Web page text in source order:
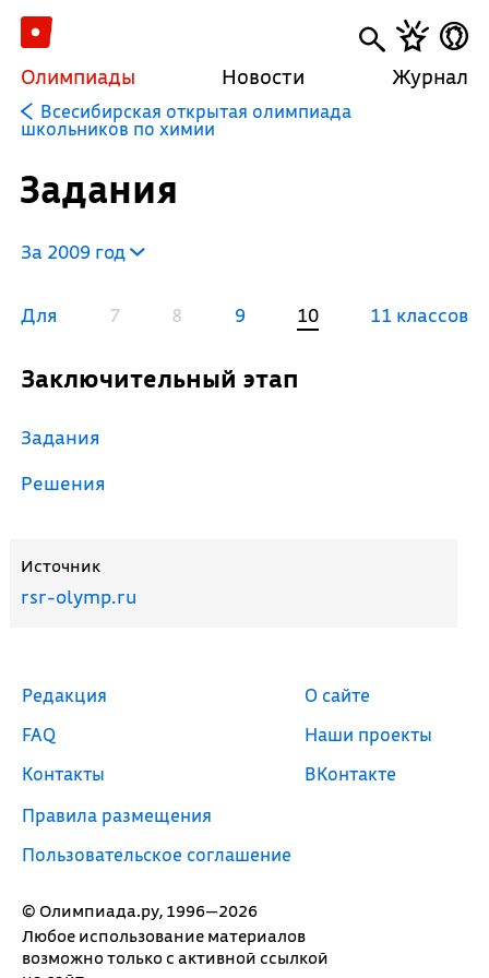
Олимпиады Новости Журнал
Всесибирская открытая олимпиада
школьников по химии
Задания
За 2009 год
Для 7 8 9 10 11 классов
Заключительный этап
Задания
Решения
Источник
rsr-olymp.ru
© Олимпиада.ру, 1996—2026
Любое использование материалов
возможно только с активной ссылкой
Редакция
FAQ
Контакты
Правила размещения
Пользовательское соглашение
О сайте
Наши проекты
ВКонтакте